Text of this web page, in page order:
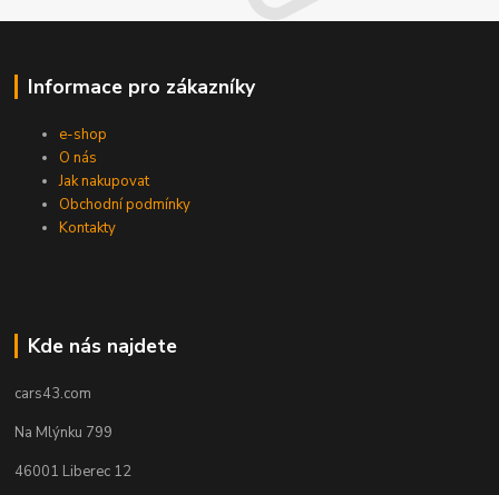
Informace pro zákazníky
e-shop
O nás
Jak nakupovat
Obchodní podmínky
Kontakty
Kde nás najdete
cars43.com
Na Mlýnku 799
46001 Liberec 12